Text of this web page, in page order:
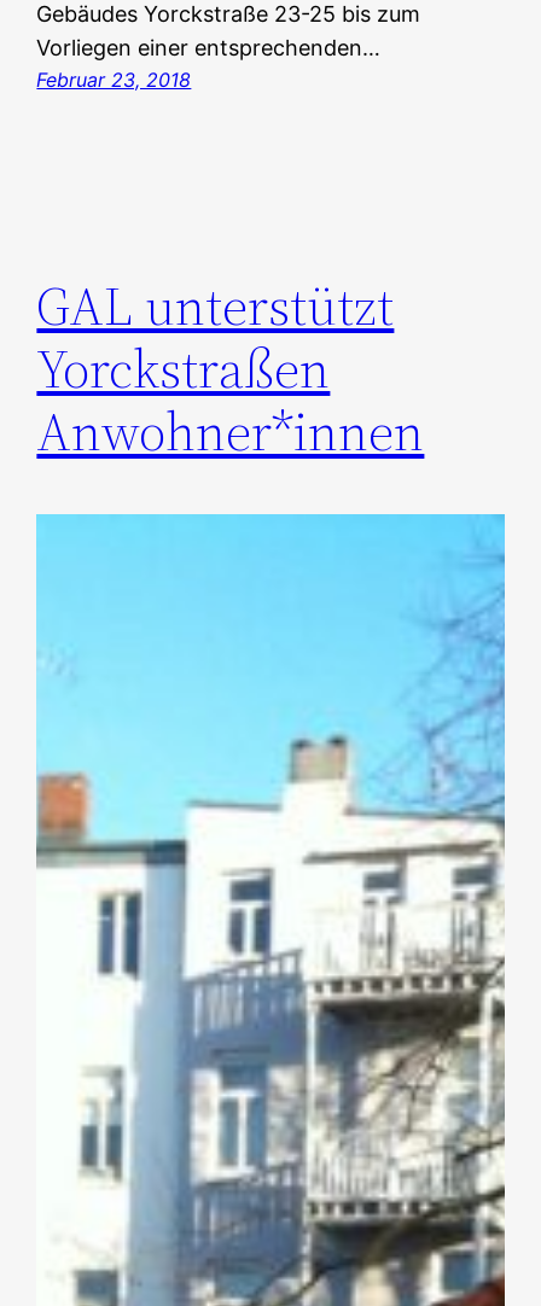
Gebäudes Yorckstraße 23-25 bis zum
Vorliegen einer entsprechenden…
Februar 23, 2018
GAL unterstützt
Yorckstraßen
Anwohner*innen